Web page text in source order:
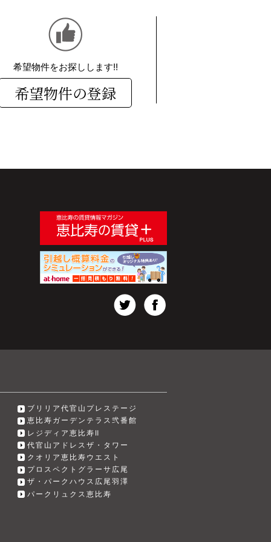
希望物件をお探しします!!
希望物件の登録
ブリリア代官山プレステージ
恵比寿ガーデンテラス弐番館
レジディア恵比寿Ⅱ
代官山アドレスザ・タワー
クオリア恵比寿ウエスト
プロスペクトグラーサ広尾
ザ・パークハウス広尾羽澤
パークリュクス恵比寿